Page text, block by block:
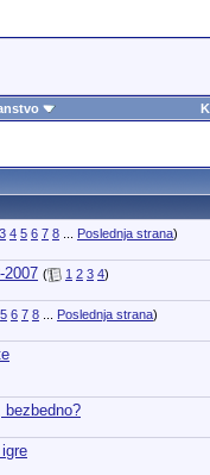
3 4 5 6 7 8... Poslednja strana)
2007 ( 1 2 3 4)
5 6 7 8... Poslednja strana)
bezbedno?